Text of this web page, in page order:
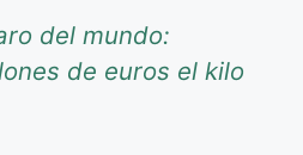
del mundo:
de euros el kilo